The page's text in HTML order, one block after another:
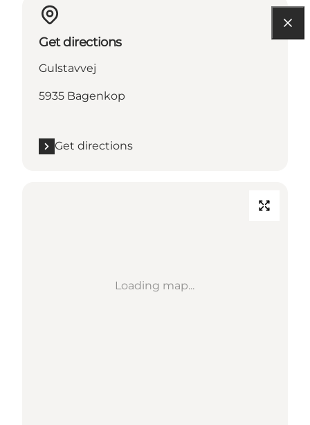
Get directions
Gulstavvej
5935 Bagenkop
Get directions
Loading map...